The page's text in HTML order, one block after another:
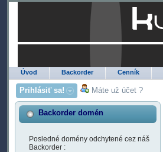
Úvod Backorder Cenník
Prihlásiť sa! Máte už účet ?
Backorder domén
Posledné domény odchytené cez náš
Backorder :